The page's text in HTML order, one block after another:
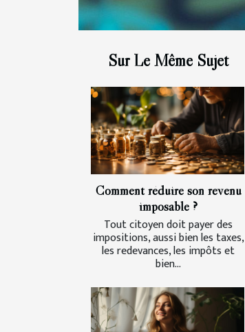
Sur Le Même Sujet
Comment réduire son revenu
imposable ?
Tout citoyen doit payer des
impositions, aussi bien les taxes,
les redevances, les impôts et
bien...